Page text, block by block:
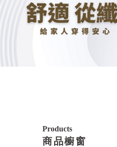
Products
商品櫥窗